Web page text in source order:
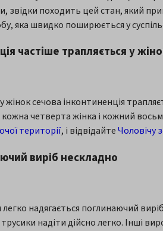
звідки походить цей стан, який
яка швидко поширюється у
частіше трапляється у
жінок сечова інконтиненція
четверта жінка і кожний
території, і відвідайтеЧоловічу
виріб нескладно
надягається поглинаючий
надіти дійсно легко. Інші